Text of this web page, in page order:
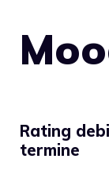
Rating
termine